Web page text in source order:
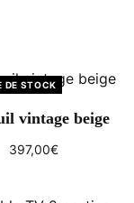
DE STOCK
vintage beige
397,00€